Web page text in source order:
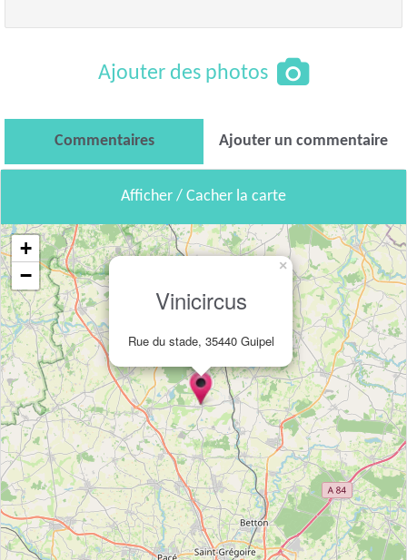
Ajouter des photos
Commentaires Ajouter un commentaire
Afficher / Cacher la carte
Vinicircus
Rue du stade, 35440 Guipel
×
+
−